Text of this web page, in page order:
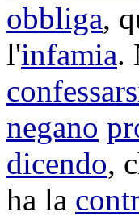
obbliga,
l'infamia.
negano
dicendo,
ha la